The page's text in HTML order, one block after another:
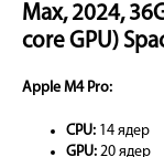
Max, 2024,
core GPU)
Apple M4 Pro:
CPU: 14 ядер
GPU: 20 ядер